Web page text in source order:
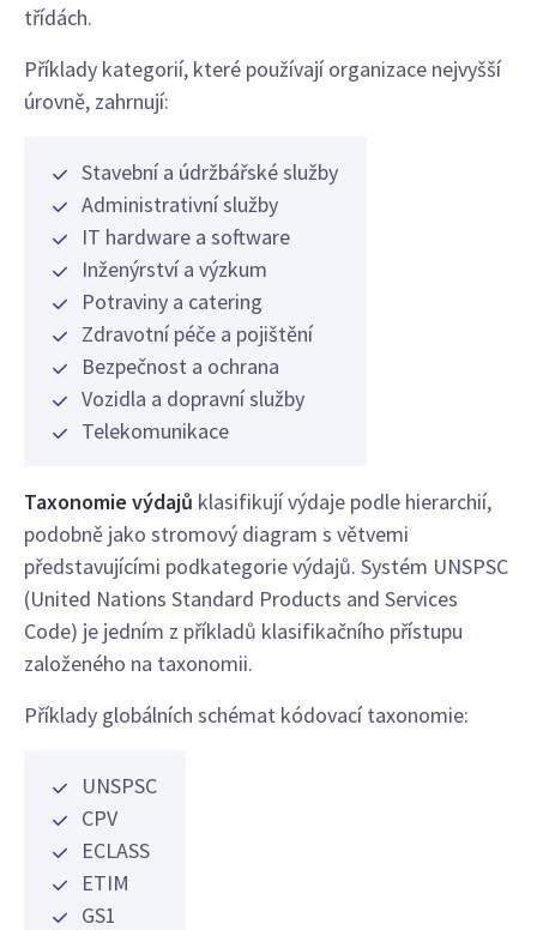
třídách.
Příklady kategorií, které používají organizace nejvyšší
úrovně, zahrnují:
Stavební a údržbářské služby
Administrativní služby
IT hardware a software
Inženýrství a výzkum
Potraviny a catering
Zdravotní péče a pojištění
Bezpečnost a ochrana
Vozidla a dopravní služby
Telekomunikace
Taxonomie výdajů klasifikují výdaje podle hierarchií,
podobně jako stromový diagram s větvemi
představujícími podkategorie výdajů. Systém UNSPSC
(United Nations Standard Products and Services
Code) je jedním z příkladů klasifikačního přístupu
založeného na taxonomii.
Příklady globálních schémat kódovací taxonomie:
UNSPSC
CPV
ECLASS
ETIM
GS1